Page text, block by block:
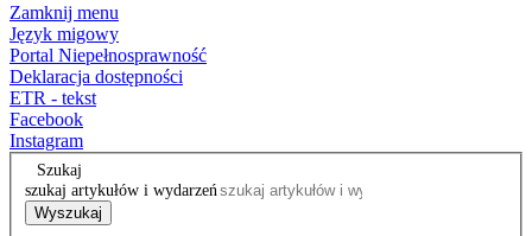
Zamknij menu
Język migowy
Portal Niepełnosprawność
Deklaracja dostępności
ETR - tekst
Facebook
Instagram
Szukaj
szukaj artykułów i wydarzeń
Wyszukaj